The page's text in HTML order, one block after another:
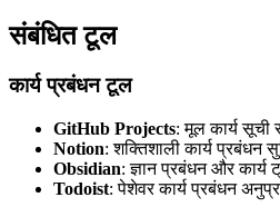
संबंधित टूल
कार्य प्रबंधन टूल
GitHub Projects: मूल कार्य सूची
Notion: शक्तिशाली कार्य प्रबंधन
Obsidian: ज्ञान प्रबंधन और कार्य
Todoist: पेशेवर कार्य प्रबंधन